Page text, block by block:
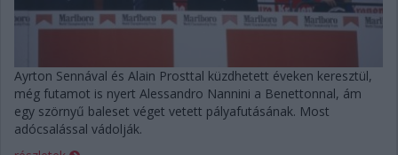
Ayrton Sennával és Alain Prosttal küzdhetett éveken keresztül,
még futamot is nyert Alessandro Nannini a Benettonnal, ám
egy szörnyű baleset véget vetett pályafutásának. Most
adócsalással vádolják.